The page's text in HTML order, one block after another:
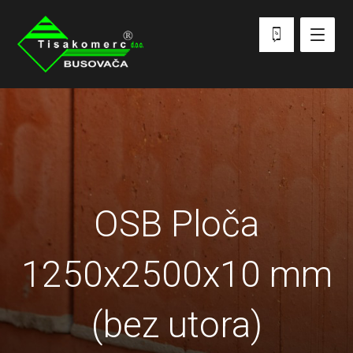
OSB Ploča
1250x2500x10 mm
(bez utora)